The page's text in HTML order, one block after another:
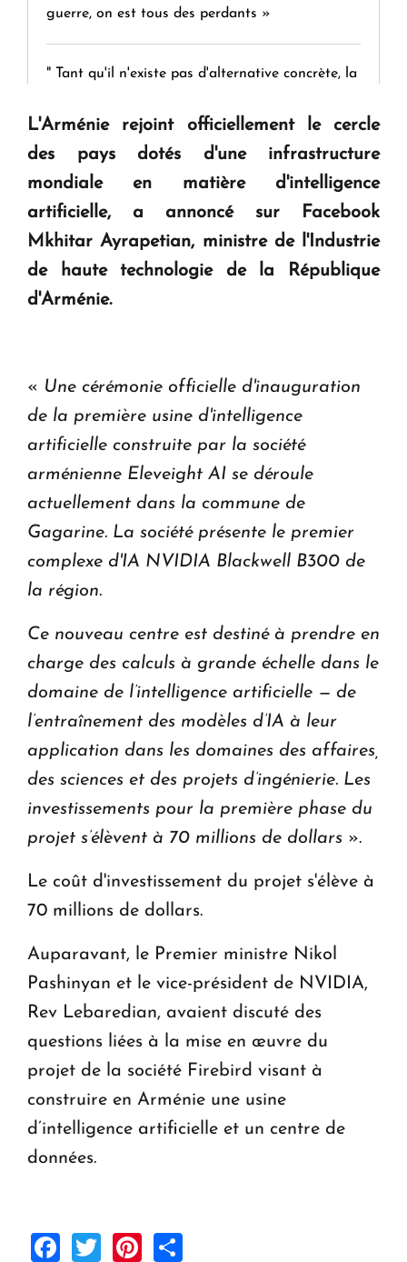
guerre, on est tous des perdants »
" Tant qu'il n'existe pas d'alternative concrète, la
KASA : 30 ans d'audace, de résilience et d'avenir
en Arménie
Le premier hôtel Hyatt Regency d'Arménie
ouvrira ses portes à Dilijan
L'Arménie rejoint officiellement le cercle
des pays dotés d'une infrastructure
mondiale en matière d'intelligence
artificielle, a annoncé sur Facebook
Mkhitar Ayrapetian, ministre de l'Industrie
de haute technologie de la République
d'Arménie.
« Une cérémonie officielle d'inauguration
de la première usine d'intelligence
artificielle construite par la société
arménienne Eleveight AI se déroule
actuellement dans la commune de
Gagarine. La société présente le premier
complexe d'IA NVIDIA Blackwell B300 de
la région.
Ce nouveau centre est destiné à prendre en
charge des calculs à grande échelle dans le
domaine de l’intelligence artificielle — de
l’entraînement des modèles d’IA à leur
application dans les domaines des affaires,
des sciences et des projets d’ingénierie. Les
investissements pour la première phase du
projet s’élèvent à 70 millions de dollars ».
Le coût d'investissement du projet s'élève à
70 millions de dollars.
Auparavant, le Premier ministre Nikol
Pashinyan et le vice-président de NVIDIA,
Rev Lebaredian, avaient discuté des
questions liées à la mise en œuvre du
projet de la société Firebird visant à
construire en Arménie une usine
d’intelligence artificielle et un centre de
données.
Facebook
TwitterPinterest